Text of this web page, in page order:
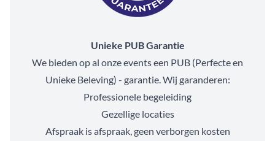
Unieke PUB Garantie
We bieden op al onze events een PUB (Perfecte en
Unieke Beleving) - garantie. Wij garanderen:
Professionele begeleiding
Gezellige locaties
Afspraak is afspraak, geen verborgen kosten